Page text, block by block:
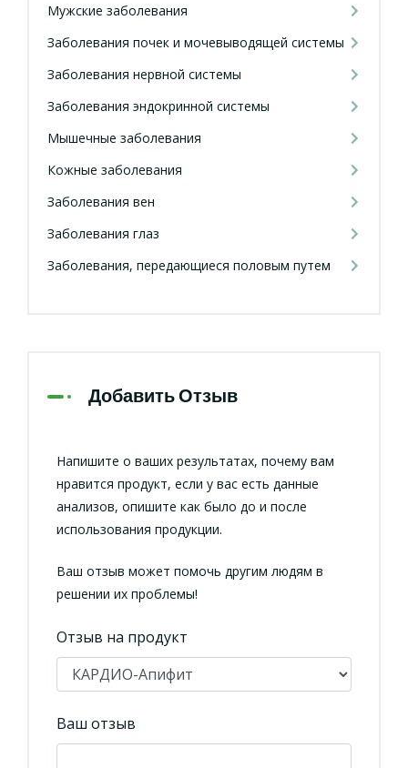
Мужские заболевания
Заболевания почек и мочевыводящей системы
Заболевания нервной системы
Заболевания эндокринной системы
Мышечные заболевания
Кожные заболевания
Заболевания вен
Заболевания глаз
Заболевания, передающиеся половым путем
Добавить Отзыв
Напишите о ваших результатах, почему вам
нравится продукт, если у вас есть данные
анализов, опишите как было до и после
использования продукции.
Ваш отзыв может помочь другим людям в
решении их проблемы!
Отзыв на продукт
Ваш отзыв